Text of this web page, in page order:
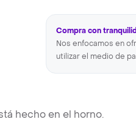
Compra con
Nos enfocamos en
utilizar el medio de
hecho en el horno.